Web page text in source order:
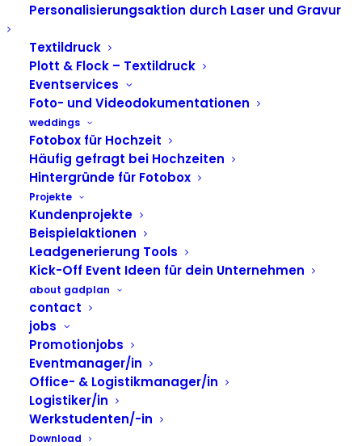
Personalisierungsaktion durch Laser und Gravur
Textildruck
Plott & Flock – Textildruck
Eventservices
Foto- und Videodokumentationen
weddings
Fotobox für Hochzeit
Häufig gefragt bei Hochzeiten
Hintergründe für Fotobox
Projekte
Kundenprojekte
Beispielaktionen
Leadgenerierung Tools
Kick-Off Event Ideen für dein Unternehmen
about gadplan
contact
jobs
Promotionjobs
Eventmanager/in
Office- & Logistikmanager/in
Logistiker/in
Werkstudenten/-in
Download
Pinterest setzt auf interaktives
Fotoerlebnis bei der DMEXCO
Köln 2025
Auf derDMEXCO
mit Beambooth Funktion
Endkunde
Aufmerksamkeit. Die Besucher konnten direkt am
Messestand in eine kreative Fotowelt eintauchen
und sich mit verschiedenen Hintergründen
fotografieren lassen.